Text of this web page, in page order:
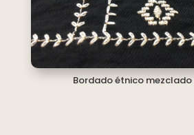
Bordado étnico mezclado